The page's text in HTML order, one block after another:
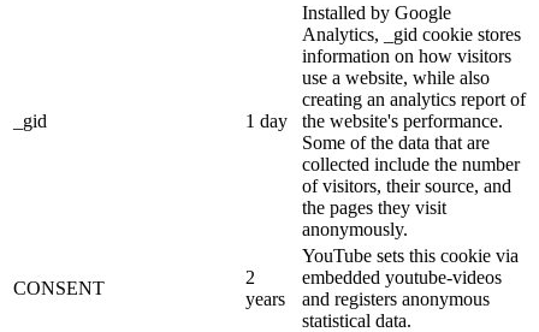
_gid 1 day
Installed by Google
Analytics, _gid cookie stores
information on how visitors
use a website, while also
creating an analytics report of
the website's performance.
Some of the data that are
collected include the number
of visitors, their source, and
the pages they visit
anonymously.
CONSENT
2
years
YouTube sets this cookie via
embedded youtube-videos
and registers anonymous
statistical data.